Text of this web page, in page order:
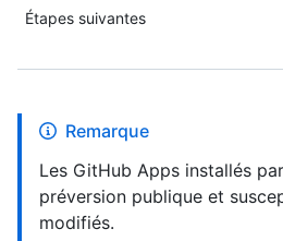
Étapes suivantes
Remarque
Les GitHub Apps installés
préversion publique et
modifiés.